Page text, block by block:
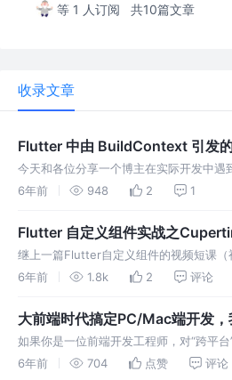
等 1 人订阅 共10篇文章
收录文章
Flutter 中由 BuildContext 引发
今天和各位分享一个博主在实际开发中遇
话不多说，我们先来看需求： 相信这个弹
的。也就是说，这些选项的内容和个数都
中写固定值。 如上述代…
6年前 948 2 1
Flutter 自定义组件实战之
框
继上一篇Flutter自定义组件的视频短课（
https://www.bilibili.com/video/
现，这次我们就说说Cupertino风格的复
6年前 1.8k 2 评论
大前端时代搞定PC/Mac端开发，
如果你是一位前端开发工程师，对“跨平
常见的前端框架：比如React、Vue、
6年前 704 点赞 评论